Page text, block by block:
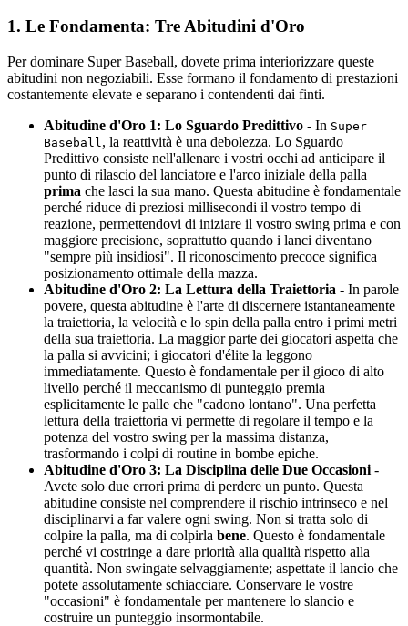
1. Le Fondamenta: Tre Abitudini d'Oro
Per dominare Super Baseball, dovete prima interiorizzare queste
abitudini non negoziabili. Esse formano il fondamento di prestazioni
costantemente elevate e separano i contendenti dai finti.
Abitudine d'Oro 1: Lo Sguardo Predittivo - In Super
Baseball , la reattività è una debolezza. Lo Sguardo
Predittivo consiste nell'allenare i vostri occhi ad anticipare il
punto di rilascio del lanciatore e l'arco iniziale della palla
prima che lasci la sua mano. Questa abitudine è fondamentale
perché riduce di preziosi millisecondi il vostro tempo di
reazione, permettendovi di iniziare il vostro swing prima e con
maggiore precisione, soprattutto quando i lanci diventano
"sempre più insidiosi". Il riconoscimento precoce significa
posizionamento ottimale della mazza.
Abitudine d'Oro 2: La Lettura della Traiettoria - In parole
povere, questa abitudine è l'arte di discernere istantaneamente
la traiettoria, la velocità e lo spin della palla entro i primi metri
della sua traiettoria. La maggior parte dei giocatori aspetta che
la palla si avvicini; i giocatori d'élite la leggono
immediatamente. Questo è fondamentale per il gioco di alto
livello perché il meccanismo di punteggio premia
esplicitamente le palle che "cadono lontano". Una perfetta
lettura della traiettoria vi permette di regolare il tempo e la
potenza del vostro swing per la massima distanza,
trasformando i colpi di routine in bombe epiche.
Abitudine d'Oro 3: La Disciplina delle Due Occasioni -
Avete solo due errori prima di perdere un punto. Questa
abitudine consiste nel comprendere il rischio intrinseco e nel
disciplinarvi a far valere ogni swing. Non si tratta solo di
colpire la palla, ma di colpirla bene. Questo è fondamentale
perché vi costringe a dare priorità alla qualità rispetto alla
quantità. Non swingate selvaggiamente; aspettate il lancio che
potete assolutamente schiacciare. Conservare le vostre
"occasioni" è fondamentale per mantenere lo slancio e
costruire un punteggio insormontabile.